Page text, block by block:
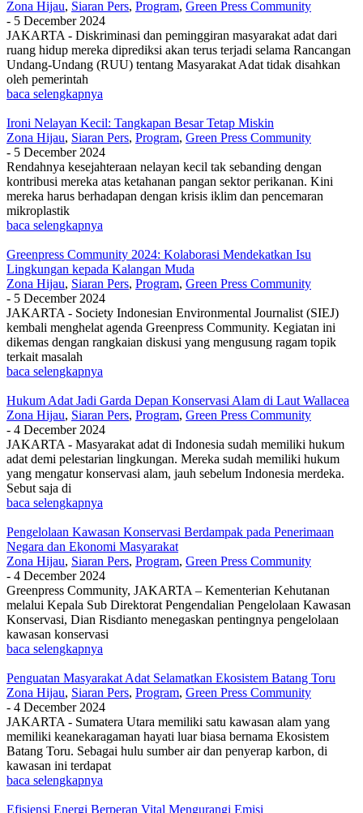
Zona Hijau, Siaran Pers, Program, Green Press Community
- 5 December 2024
JAKARTA - Diskriminasi dan peminggiran masyarakat adat dari
ruang hidup mereka diprediksi akan terus terjadi selama Rancangan
Undang-Undang (RUU) tentang Masyarakat Adat tidak disahkan
oleh pemerintah
baca selengkapnya
Ironi Nelayan Kecil: Tangkapan Besar Tetap Miskin
Zona Hijau, Siaran Pers, Program, Green Press Community
- 5 December 2024
Rendahnya kesejahteraan nelayan kecil tak sebanding dengan
kontribusi mereka atas ketahanan pangan sektor perikanan. Kini
mereka harus berhadapan dengan krisis iklim dan pencemaran
mikroplastik
baca selengkapnya
Greenpress Community 2024: Kolaborasi Mendekatkan Isu
Lingkungan kepada Kalangan Muda
Zona Hijau, Siaran Pers, Program, Green Press Community
- 5 December 2024
JAKARTA - Society Indonesian Environmental Journalist (SIEJ)
kembali menghelat agenda Greenpress Community. Kegiatan ini
dikemas dengan rangkaian diskusi yang mengusung ragam topik
terkait masalah
baca selengkapnya
Hukum Adat Jadi Garda Depan Konservasi Alam di Laut Wallacea
Zona Hijau, Siaran Pers, Program, Green Press Community
- 4 December 2024
JAKARTA - Masyarakat adat di Indonesia sudah memiliki hukum
adat demi pelestarian lingkungan. Mereka sudah memiliki hukum
yang mengatur konservasi alam, jauh sebelum Indonesia merdeka.
Sebut saja di
baca selengkapnya
Pengelolaan Kawasan Konservasi Berdampak pada Penerimaan
Negara dan Ekonomi Masyarakat
Zona Hijau, Siaran Pers, Program, Green Press Community
- 4 December 2024
Greenpress Community, JAKARTA – Kementerian Kehutanan
melalui Kepala Sub Direktorat Pengendalian Pengelolaan Kawasan
Konservasi, Dian Risdianto menegaskan pentingnya pengelolaan
kawasan konservasi
baca selengkapnya
Penguatan Masyarakat Adat Selamatkan Ekosistem Batang Toru
Zona Hijau, Siaran Pers, Program, Green Press Community
- 4 December 2024
JAKARTA - Sumatera Utara memiliki satu kawasan alam yang
memiliki keanekaragaman hayati luar biasa bernama Ekosistem
Batang Toru. Sebagai hulu sumber air dan penyerap karbon, di
kawasan ini terdapat
baca selengkapnya
Efisiensi Energi Berperan Vital Mengurangi Emisi